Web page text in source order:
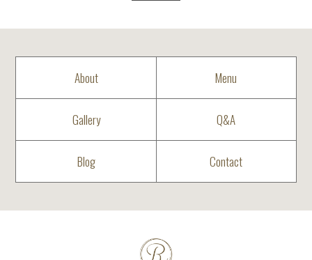
About Menu
Gallery Q&A
Blog Contact